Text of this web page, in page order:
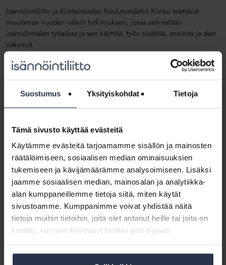
Suostumus Yksityiskohdat Tietoja
Tämä sivusto käyttää evästeitä
Käytämme evästeitä tarjoamamme sisällön ja mainosten
räätälöimiseen, sosiaalisen median ominaisuuksien
tukemiseen ja kävijämäärämme analysoimiseen. Lisäksi
jaamme sosiaalisen median, mainosalan ja analytiikka-
alan kumppaneillemme tietoja siitä, miten käytät
sivustoamme. Kumppanimme voivat yhdistää näitä
tietoja muihin tietoihin, joita olet antanut heille tai joita on
kerätty, kun olet käyttänyt heidän palvelujaan.
Isännöintiliitto ja Kiinteistöalan Koulutussäätiö Kiinko teettävät
muutaman vuoden välein tutkimuksen, jossa selvitetään
isännöintialan työaikaa ja sen käyttöä, työn sisältöä, ansioita ja alan
näkymiä.
2023
Tutkimusraportti:Isännöinnin ammattilaiset 2023 ppt
2020
350 miljardin asunto-omaisuudesta huolehtii yhä useammin nainen
Tutkimusraportti: Isännöinnin ammattilaiset 2020
2017:
Nyt se on tutkittu: mitä isännöitsijä tekee?
Tutkimusraportti:Isännöinnin ammattilaiset 2017
Tutkimusraportti:
Isännöinnin ammattilaiset 2014
ammattilaiset
Isännöintityö monipuolistuu ja erilaistuu,